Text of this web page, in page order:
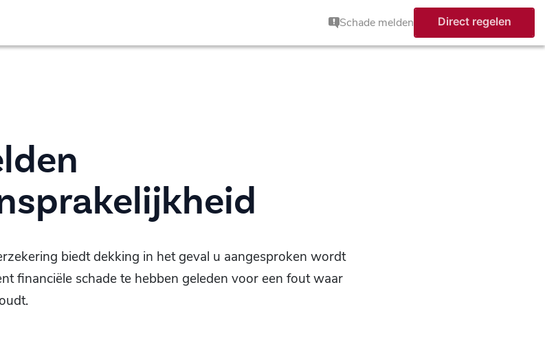
Schade melden Direct regelen
biedt dekking in het geval u aangesproken wordt
financiële schade te hebben geleden voor een fout waar